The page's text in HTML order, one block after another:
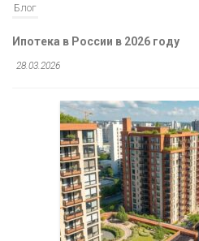
Блог
Ипотека в России в 2026 году
28.03.2026